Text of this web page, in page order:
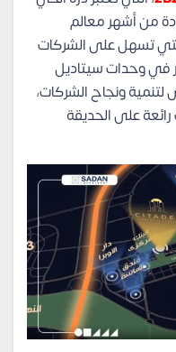
من أشهر معالم
التي تسهل على الشركات
في وحدات سيتاديل
ونجاح الشركات،
على الحديقة